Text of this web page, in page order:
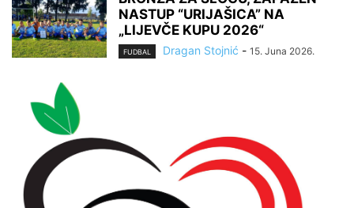
NASTUP “URIJAŠICA” NA
„LIJEVČE KUPU 2026“
FUDBAL Dragan Stojnić - 15. Juna 2026.